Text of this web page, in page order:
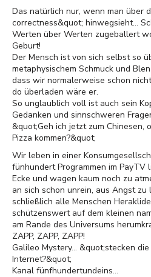
Das natürlich nur, wenn man über
correctness&quot; hinwegsieht...
Werten über Werten zugeballert
Geburt!
Der Mensch ist von sich selbst so
metaphysischem Schmuck und
dass wir normalerweise schon
do überladen wäre er.
So unglaublich voll ist auch sein
Gedanken und sinnschweren
&quot;Geh ich jetzt zum Chinesen,
Pizza kommen?&quot;
Wir leben in einer
fünhundert Programmen im
Ecke und wagen kaum noch zu
an sich schon unrein, aus Angst
schließlich alle Menschen
schützenswert auf dem kleinen
am Rande des Universums
ZAPP, ZAPP, ZAPP!
Galileo Mystery... &quot;stecken
Internet?&quot;
Kanal fünfhundertundeins...